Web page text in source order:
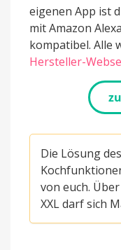
eigenen App ist
mit Amazon
kompatibel. Alle
Hersteller-
Die Lösung
von euch.
XXL darf sich